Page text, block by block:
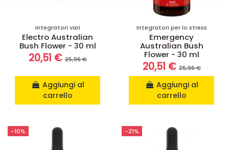
Integratori vari
Electro Australian
Bush Flower - 30 ml
20,51 €25,96 €
Aggiungi al
carrello
Integratori per lo stress
Emergency
Australian Bush
Flower - 30 ml
20,51 €25,96 €
Aggiungi al
carrello
-10% -21%